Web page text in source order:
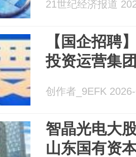
21世纪经济报道
【国企招聘
投资运营集
创作者_9EFK
智晶光电大
山东国有资